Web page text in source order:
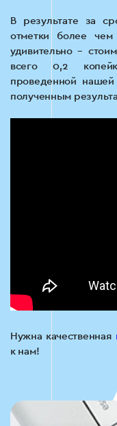
В результате за
отметки более
удивительно –
всего 0,2
проведенной
полученным
Нужна качественная
к нам!